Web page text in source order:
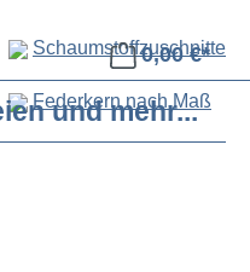
Schaumstoffzuschnitte
Federkern nach Maß
0,00 €*
und mehr...